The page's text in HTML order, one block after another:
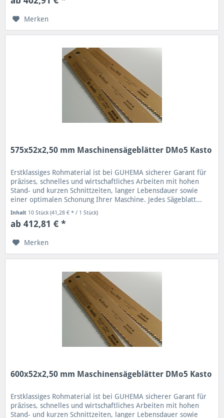
Merken
575x52x2,50 mm Maschinensägeblätter DMo5 Kasto
Erstklassiges Rohmaterial ist bei GUHEMA sicherer Garant für
präzises, schnelles und wirtschaftliches Arbeiten mit hohen
Stand- und kurzen Schnittzeiten, langer Lebensdauer sowie
einer optimalen Schonung Ihrer Maschine. Jedes Sägeblatt...
Inhalt 10 Stück(41,28 € * / 1 Stück)
ab 412,81 € *
Merken
600x52x2,50 mm Maschinensägeblätter DMo5 Kasto
Erstklassiges Rohmaterial ist bei GUHEMA sicherer Garant für
präzises, schnelles und wirtschaftliches Arbeiten mit hohen
Stand- und kurzen Schnittzeiten, langer Lebensdauer sowie